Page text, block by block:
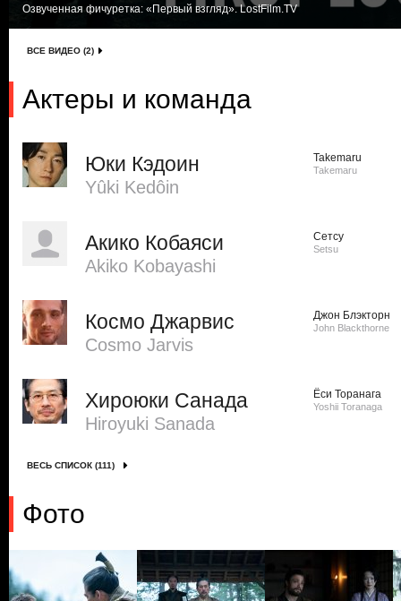
Озвученная фичуретка: «Первый взгляд». LostFilm.TV
ВСЕ ВИДЕО (2)
Актеры и команда
Юки Кэдоин
Yûki Kedôin
Takemaru
Takemaru
Акико Кобаяси
Akiko Kobayashi
Сетсу
Setsu
Космо Джарвис
Cosmo Jarvis
Джон Блэкторн
John Blackthorne
Хироюки Санада
Hiroyuki Sanada
Ёси Торанага
Yoshii Toranaga
ВЕСЬ СПИСОК (111)
Фото